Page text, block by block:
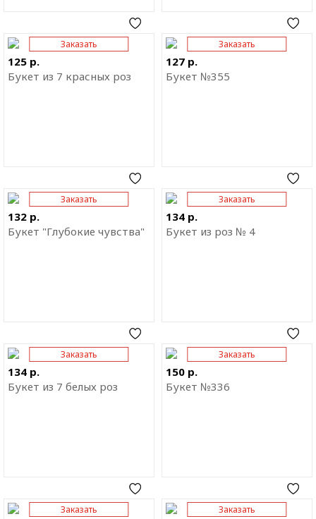
Заказать
125 р.
Букет из 7 красных роз
Отправить ссылку на
Заказать
127 р.
Букет №355
Отправить ссылку на
Заказать
132 р.
Букет "Глубокие чувства"
Отправить ссылку на
Заказать
134 р.
Букет из роз № 4
Отправить ссылку на
Заказать
134 р.
Букет из 7 белых роз
Отправить ссылку на
Заказать
150 р.
Букет №336
Отправить ссылку на
Заказать
Отправить ссылку на
Заказать
Отправить ссылку на